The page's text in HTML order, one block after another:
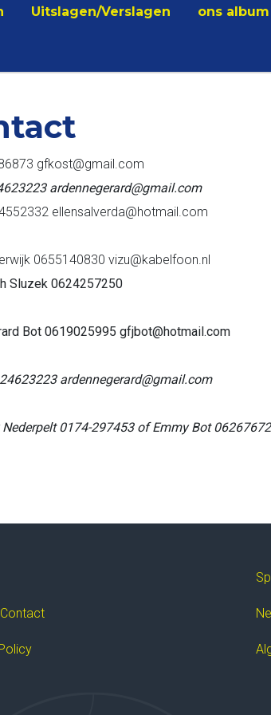
Uitslagen/Verslagen ons album
gfkost@gmail.com
ardennegerard@gmail.com
ellensalverda@hotmail.com
0655140830 vizu@kabelfoon.nl
Sluzek 0624257250
Bot 0619025995 gfjbot@hotmail.com
ardennegerard@gmail.com
0174-297453 of Emmy Bot